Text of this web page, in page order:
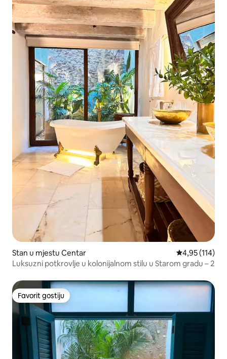
Stan u mjestu Centar prosječna
4,95 (114)
Luksuzni potkrovlje u kolonijalnom stilu u Starom gradu – 2
Favorit gostiju
Favorit gostiju